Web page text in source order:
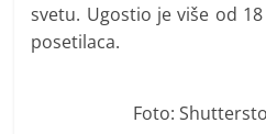
svetu. Ugostio je više od
posetilaca.
Foto: